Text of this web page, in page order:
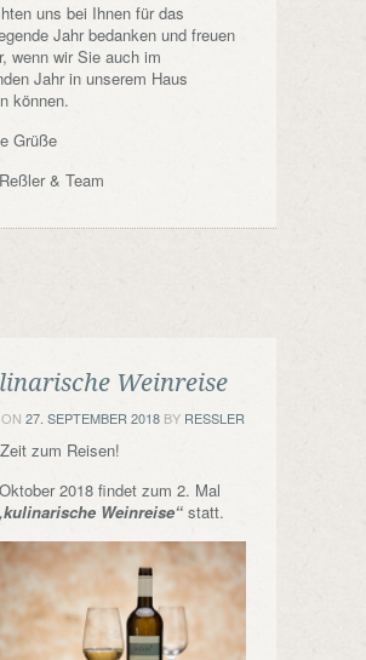
uns bei Ihnen für das
Jahr bedanken und freuen
wenn wir Sie auch im
Jahr in unserem Haus
können.
Grüße
& Team
Weinreise
27. SEPTEMBER 2018 BY RESSLER
zum Reisen!
2018 findet zum 2. Mal
Weinreise“ statt.